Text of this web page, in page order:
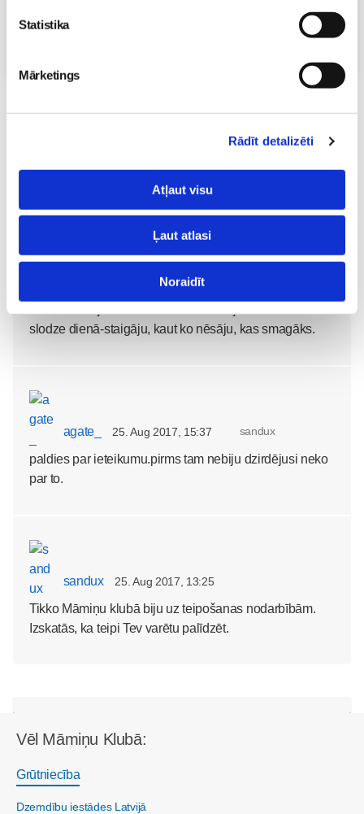
Statistika
Mārketings
Rādīt detalizēti
Atļaut visu
Ļaut atlasi
Noraidīt
agate_ 04. Nov 2017, 20:36 Dzheina22
Vēl nē.Došos pie speciālista tuvākajā laikā.
slodze dienā-staigāju, kaut ko nēsāju, kas smagāks.
agate_ 25. Aug 2017, 15:37 sandux
paldies par ieteikumu.pirms tam nebiju dzirdējusi neko
par to.
sandux 25. Aug 2017, 13:25
Tikko Māmiņu klubā biju uz teipošanas nodarbībām.
Izskatās, ka teipi Tev varētu palīdzēt.
Vēl Māmiņu Klubā:
Grūtniecība
Dzemdību iestādes Latvijā